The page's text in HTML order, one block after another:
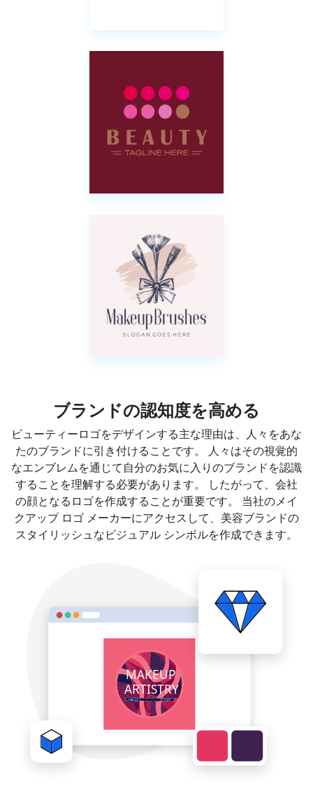
ブランドの認知度を高める
ビューティーロゴをデザインする主な理由は、人々をあな
たのブランドに引き付けることです。 人々はその視覚的
なエンブレムを通じて自分のお気に入りのブランドを認識
することを理解する必要があります。 したがって、会社
の顔となるロゴを作成することが重要です。 当社のメイ
クアップ ロゴ メーカーにアクセスして、美容ブランドの
スタイリッシュなビジュアル シンボルを作成できます。